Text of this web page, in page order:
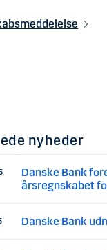
nyheder
Danske Bank
årsregnskabet
Danske Bank